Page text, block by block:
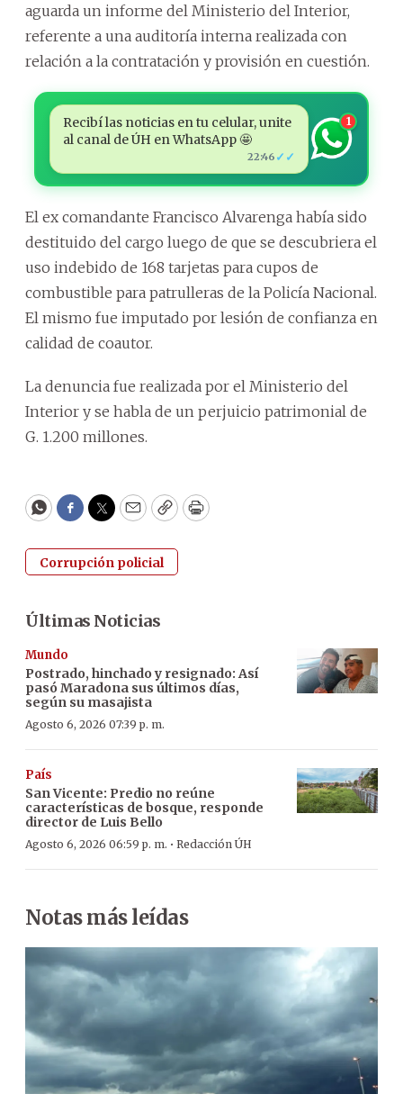
aguarda un informe del Ministerio del Interior,
referente a una auditoría interna realizada con
relación a la contratación y provisión en cuestión.
Recibí las noticias en tu celular, unite
al canal de ÚH en WhatsApp 🤩
22:46 ✓✓
1
El ex comandante Francisco Alvarenga había sido
destituido del cargo luego de que se descubriera el
uso indebido de 168 tarjetas para cupos de
combustible para patrulleras de la Policía Nacional.
El mismo fue imputado por lesión de confianza en
calidad de coautor.
La denuncia fue realizada por el Ministerio del
Interior y se habla de un perjuicio patrimonial de
G. 1.200 millones.
WhatsApp
Facebook
Twitter
EmailCopyPrint
Corrupción policial
Últimas Noticias
Mundo
Postrado, hinchado y resignado: Así
pasó Maradona sus últimos días,
según su masajista
Agosto 6, 2026 07:39 p. m.
País
San Vicente: Predio no reúne
características de bosque, responde
director de Luis Bello
Agosto 6, 2026 06:59 p. m. · Redacción ÚH
Notas más leídas